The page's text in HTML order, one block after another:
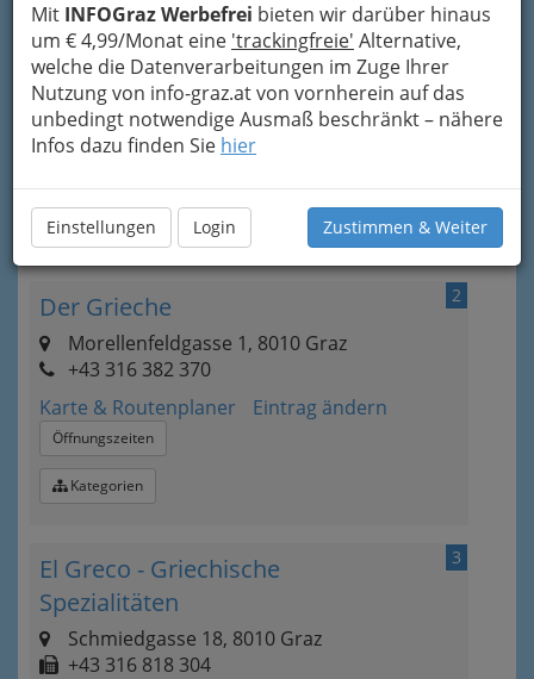
Mit INFOGraz Werbefrei bieten wir darüber hinaus
um € 4,99/Monat eine 'trackingfreie' Alternative,
welche die Datenverarbeitungen im Zuge Ihrer
Nutzung von info-graz.at von vornherein auf das
unbedingt notwendige Ausmaß beschränkt – nähere
Infos dazu finden Sie hier
Einstellungen Login Zustimmen & Weiter
Catering
Sparkassenplatz 1, 8010 Graz
+43 316 821 380
+43 316 821 380 - 10
E-Mail
Karte & Routenplaner
Kategorien
2
Der Grieche
Morellenfeldgasse 1, 8010 Graz
+43 316 382 370
Karte & Routenplaner
Eintrag ändern
Öffnungszeiten
Kategorien
3
El Greco - Griechische
Spezialitäten
Schmiedgasse 18, 8010 Graz
+43 316 818 304